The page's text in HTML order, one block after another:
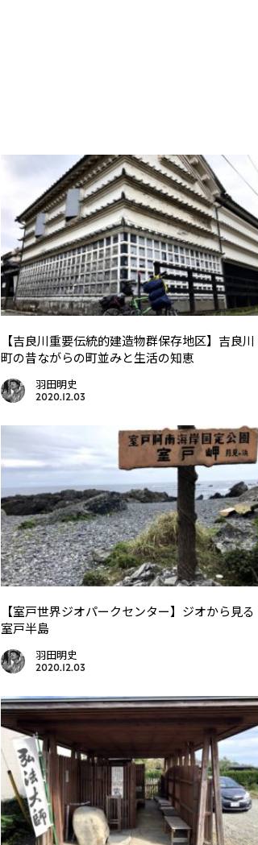
【吉良川重要伝統的建造物群保存地区】吉良川
町の昔ながらの町並みと生活の知恵
羽田明史
2020.12.03
【室戸世界ジオパークセンター】ジオから見る
室戸半島
羽田明史
2020.12.03